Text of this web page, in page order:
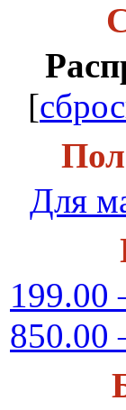
[
Для
199.00
850.00